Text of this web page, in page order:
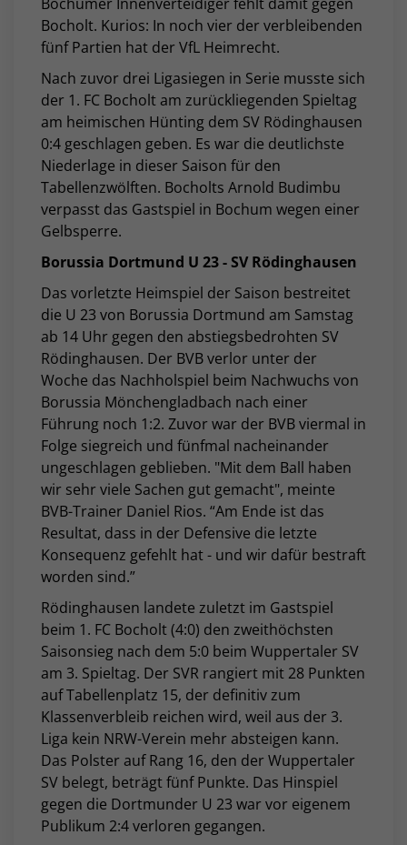
Bocholt. Kurios: In noch vier der verbleibenden
fünf Partien hat der VfL Heimrecht.
Nach zuvor drei Ligasiegen in Serie musste sich
der 1. FC Bocholt am zurückliegenden Spieltag
am heimischen Hünting dem SV Rödinghausen
0:4 geschlagen geben. Es war die deutlichste
Niederlage in dieser Saison für den
Tabellenzwölften. Bocholts Arnold Budimbu
verpasst das Gastspiel in Bochum wegen einer
Gelbsperre.
Borussia Dortmund U 23 - SV Rödinghausen
Das vorletzte Heimspiel der Saison bestreitet
die U 23 von Borussia Dortmund am Samstag
ab 14 Uhr gegen den abstiegsbedrohten SV
Rödinghausen. Der BVB verlor unter der
Woche das Nachholspiel beim Nachwuchs von
Borussia Mönchengladbach nach einer
Führung noch 1:2. Zuvor war der BVB viermal in
Folge siegreich und fünfmal nacheinander
ungeschlagen geblieben. "Mit dem Ball haben
wir sehr viele Sachen gut gemacht", meinte
BVB-Trainer Daniel Rios. “Am Ende ist das
Resultat, dass in der Defensive die letzte
Konsequenz gefehlt hat - und wir dafür bestraft
worden sind.”
Rödinghausen landete zuletzt im Gastspiel
beim 1. FC Bocholt (4:0) den zweithöchsten
Saisonsieg nach dem 5:0 beim Wuppertaler SV
am 3. Spieltag. Der SVR rangiert mit 28 Punkten
auf Tabellenplatz 15, der definitiv zum
Klassenverbleib reichen wird, weil aus der 3.
Liga kein NRW-Verein mehr absteigen kann.
Das Polster auf Rang 16, den der Wuppertaler
SV belegt, beträgt fünf Punkte. Das Hinspiel
gegen die Dortmunder U 23 war vor eigenem
Publikum 2:4 verloren gegangen.